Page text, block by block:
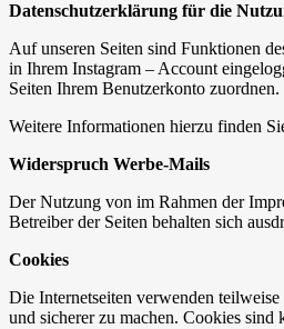
Datenschutzerklärung für die
Auf unseren Seiten sind Funktionen
in Ihrem Instagram – Account
Seiten Ihrem Benutzerkonto
Weitere Informationen hierzu finden
Widerspruch Werbe-Mails
Der Nutzung von im Rahmen der
Betreiber der Seiten behalten sich
Cookies
Die Internetseiten verwenden
und sicherer zu machen. Cookies